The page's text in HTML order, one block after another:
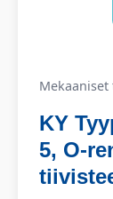
KY
5, O-